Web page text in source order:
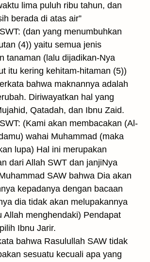
lima puluh ribu tahun, dan
berada di atas air”
(dan yang menumbuhkan
(4)) yaitu semua jenis
tanaman (lalu dijadikan-Nya
itu kering kehitam-hitaman (5))
bahwa maknannya adalah
Diriwayatkan hal yang
Qatadah, dan Ibnu Zaid.
(Kami akan membacakan (Al-
wahai Muhammad (maka
lupa) Hal ini merupakan
dari Allah SWT dan janjiNya
SAW bahwa Dia akan
kepadanya dengan bacaan
dia tidak akan melupakannya
Allah menghendaki) Pendapat
Ibnu Jarir.
bahwa Rasulullah SAW tidak
sesuatu kecuali apa yang